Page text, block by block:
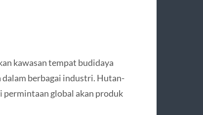
kawasan tempat budidaya
berbagai industri. Hutan-
permintaan global akan produk